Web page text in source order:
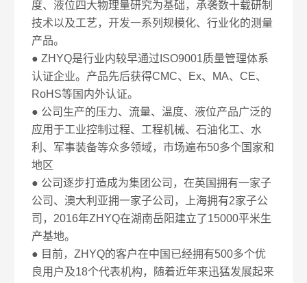
度、液位四大物理量研究为基础，承袭数十载研制
技术以及工艺，开发一系列规模化、行业化的测量
产品。
● ZHYQ是行业内较早通过ISO9001质量管理体系
认证企业。产品先后获得CMC、Ex、MA、CE、
RoHS等国内外认证。
● 公司生产的压力、流量、温度、液位产品广泛的
应用于工业控制过程、工程机械、石油化工、水
利、军事装备等众多领域，市场遍布50多个国家和
地区
● 公司逐步打造成为集团公司，在英国拥有一家子
公司、澳大利亚拥一家子公司，上海拥有2家子公
司，2016年ZHYQ在湖南岳阳建立了15000平米生
产基地。
● 目前，ZHYQ的客户在中国已经拥有500多个优
良用户及18个代表机构，随着近年来迅猛发展起来